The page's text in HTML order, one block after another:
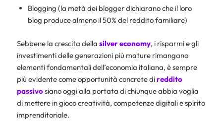
Blogging (la metà dei blogger dichiarano che il loro
blog produce almeno il 50% del reddito familiare)
Sebbene la crescita della silvereconomy, i risparmi e gli
investimenti delle generazioni più mature rimangano
elementi fondamentali dell’economia italiana, è sempre
più evidente come opportunità concrete direddito
passivosiano oggi alla portata di chiunque abbia voglia
di mettere in gioco creatività, competenze digitali e spirito
imprenditoriale.